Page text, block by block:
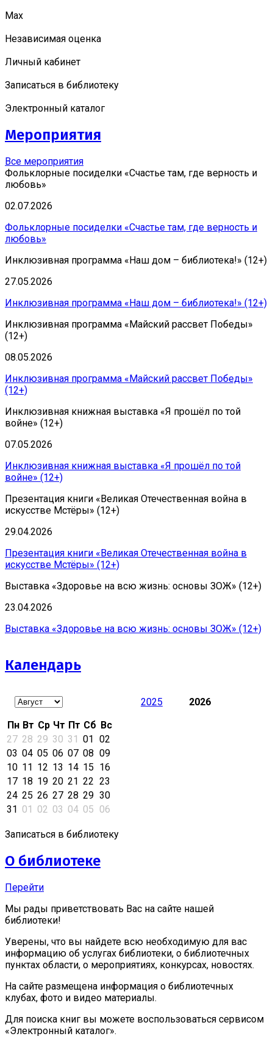
Мах
Независимая оценка
Личный кабинет
Записаться в библиотеку
Электронный каталог
Мероприятия
Все мероприятия
Фольклорные посиделки «Счастье там, где верность и
любовь»
02.07.2026
Фольклорные посиделки «Счастье там, где верность и
любовь»
Инклюзивная программа «Наш дом – библиотека!» (12+)
27.05.2026
Инклюзивная программа «Наш дом – библиотека!» (12+)
Инклюзивная программа «Майский рассвет Победы»
(12+)
08.05.2026
Инклюзивная программа «Майский рассвет Победы»
(12+)
Инклюзивная книжная выставка «Я прошёл по той
войне» (12+)
07.05.2026
Инклюзивная книжная выставка «Я прошёл по той
войне» (12+)
Презентация книги «Великая Отечественная война в
искусстве Мстёры» (12+)
29.04.2026
Презентация книги «Великая Отечественная война в
искусстве Мстёры» (12+)
Выставка «Здоровье на всю жизнь: основы ЗОЖ» (12+)
23.04.2026
Выставка «Здоровье на всю жизнь: основы ЗОЖ» (12+)
Календарь
2025 2026
Пн Вт Ср Чт Пт Сб Вс
27 28 29 30 31 01 02
03 04 05 06 07 08 09
10 11 12 13 14 15 16
17 18 19 20 21 22 23
24 25 26 27 28 29 30
31 01 02 03 04 05 06
Записаться в библиотеку
О библиотеке
Перейти
Мы рады приветствовать Вас на сайте нашей
библиотеки!
Уверены, что вы найдете всю необходимую для вас
информацию об услугах библиотеки, о библиотечных
пунктах области, о мероприятиях, конкурсах, новостях.
На сайте размещена информация о библиотечных
клубах, фото и видео материалы.
Для поиска книг вы можете воспользоваться сервисом
«Электронный каталог».